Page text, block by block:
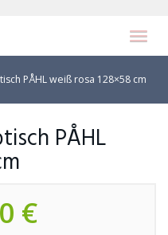
PÅHL weiß rosa 128×58 cm
PÅHL
€